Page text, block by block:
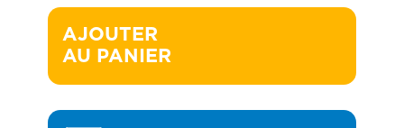
AJOUTER
AU PANIER